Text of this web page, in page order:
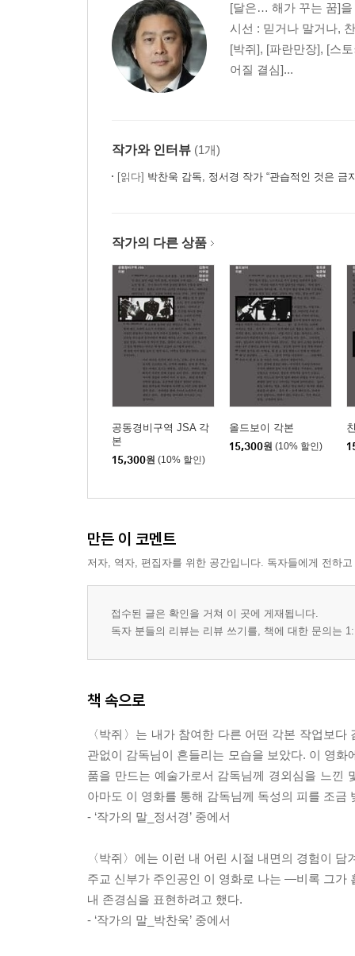
[달은… 해가 꾸는 꿈]을
시선 : 믿거나 말거나,
[박쥐], [파란만장], [스
어질 결심]...
작가와 인터뷰 (1개)
[읽다] 박찬욱 감독, 정서경 작가 “관습적인 것은 금
작가의 다른 상품
공동경비구역 JSA 각
본
15,300원 (10% 할인)
올드보이 각본
15,300원 (10% 할인)
만든 이 코멘트
저자, 역자, 편집자를 위한 공간입니다. 독자들에게 전하
접수된 글은 확인을 거쳐 이 곳에 게재됩니다.
독자 분들의 리뷰는 리뷰 쓰기를, 책에 대한 문의는
책 속으로
〈박쥐〉는 내가 참여한 다른 어떤 각본 작업보
관없이 감독님이 흔들리는 모습을 보았다. 이 영
품을 만드는 예술가로서 감독님께 경외심을 느낀
아마도 이 영화를 통해 감독님께 독성의 피를 조금
- ‘작가의 말_정서경’ 중에서
〈박쥐〉에는 이런 내 어린 시절 내면의 경험이
주교 신부가 주인공인 이 영화로 나는 ―비록 그가
내 존경심을 표현하려고 했다.
- ‘작가의 말_박찬욱’ 중에서